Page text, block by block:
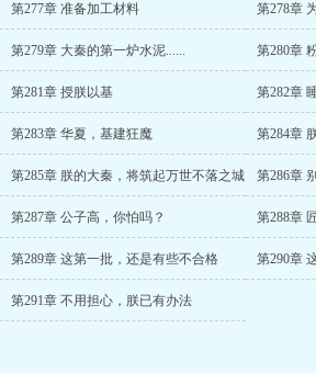
第277章 准备加工材料 第278章
第279章 大秦的第一炉水泥...... 第280章
第281章 授朕以基 第282章
第283章 华夏，基建狂魔 第284章
第285章 朕的大秦，将筑起万世不落之城 第286章
第287章 公子高，你怕吗？ 第288章
第289章 这第一批，还是有些不合格 第290章
第291章 不用担心，朕已有办法